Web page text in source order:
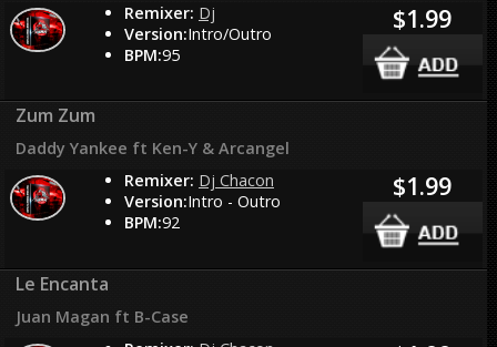
Remixer: Dj
Version:Intro/Outro
BPM:95
$1.99
Zum Zum
Daddy Yankee ft Ken-Y & Arcangel
Remixer: Dj Chacon
Version:Intro - Outro
BPM:92
$1.99
Le Encanta
Juan Magan ft B-Case